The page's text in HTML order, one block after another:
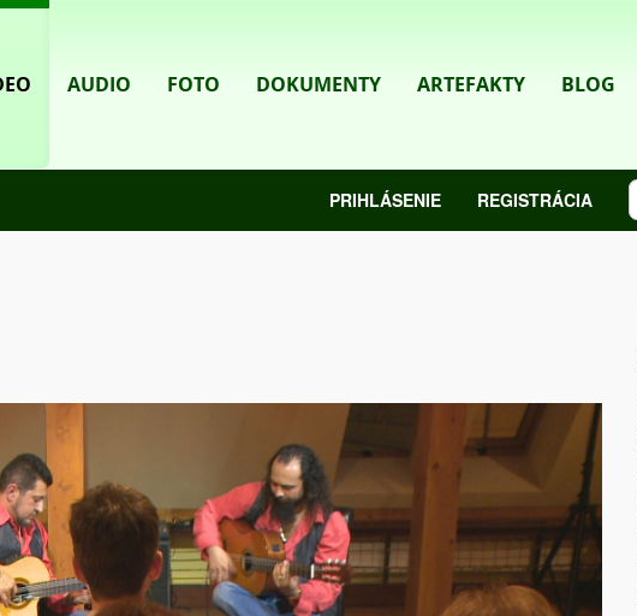
AUDIO FOTO DOKUMENTY ARTEFAKTY BLOG
PRIHLÁSENIE REGISTRÁCIA